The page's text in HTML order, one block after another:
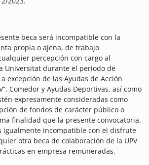
beca será incompatible con la
propia o ajena, de trabajo
percepción con cargo al
Universitat durante el periodo de
excepción de las Ayudas de Acción
Comedor y Ayudas Deportivas, así como
expresamente consideradas como
de fondos de carácter público o
finalidad que la presente convocatoria.
igualmente incompatible con el disfrute
otra beca de colaboración de la UPV
en empresa remuneradas.